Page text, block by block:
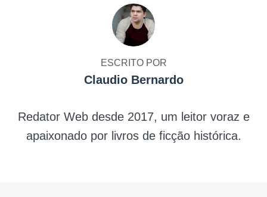
ESCRITO POR
Claudio Bernardo
Redator Web desde 2017, um leitor voraz e
apaixonado por livros de ficção histórica.